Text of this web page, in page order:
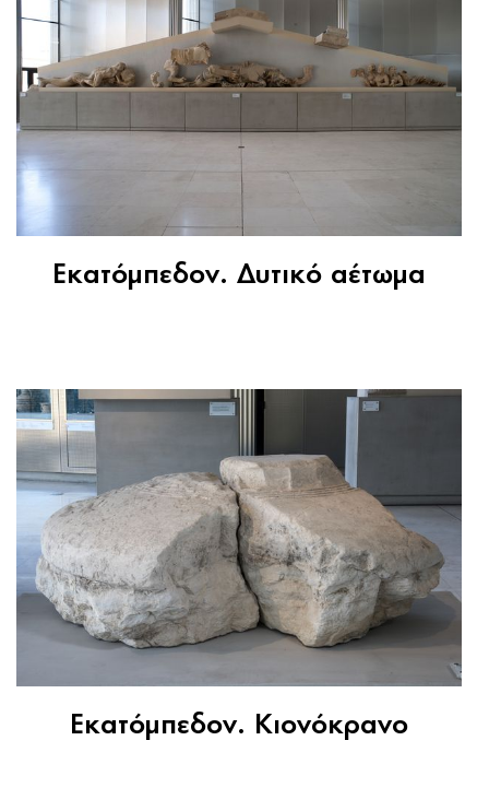
Εκατόμπεδον. Δυτικό αέτωμα
Εκατόμπεδον. Κιονόκρανο